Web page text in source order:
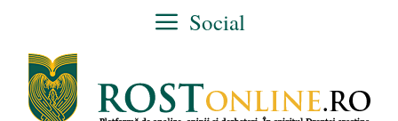
conținut
Social